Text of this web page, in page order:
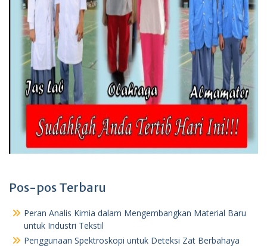
Pos-pos Terbaru
Peran Analis Kimia dalam Mengembangkan Material Baru
untuk Industri Tekstil
Penggunaan Spektroskopi untuk Deteksi Zat Berbahaya